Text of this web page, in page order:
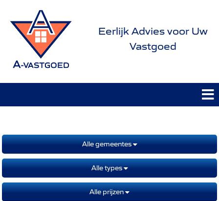
Eerlijk Advies voor Uw
Vastgoed
Alle gemeentes
Alle types
Alle prijzen